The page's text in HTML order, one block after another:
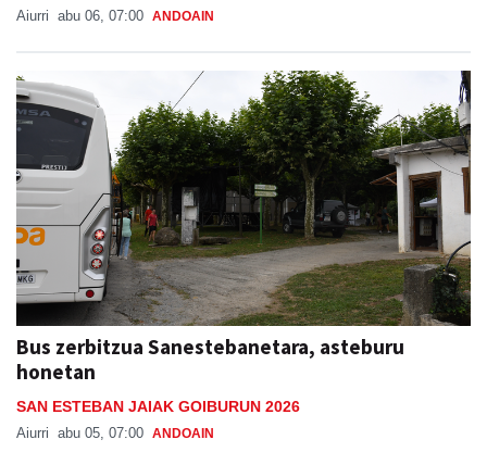
Aiurri abu 06, 07:00 ANDOAIN
Bus zerbitzua Sanestebanetara, asteburu
honetan
SAN ESTEBAN JAIAK GOIBURUN 2026
Aiurri abu 05, 07:00 ANDOAIN